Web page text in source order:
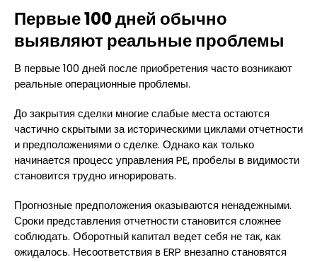
Первые 100 дней обычно
выявляют реальные проблемы
В первые 100 дней после приобретения часто возникают
реальные операционные проблемы.
До закрытия сделки многие слабые места остаются
частично скрытыми за историческими циклами отчетности
и предположениями о сделке. Однако как только
начинается процесс управления PE, пробелы в видимости
становится трудно игнорировать.
Прогнозные предположения оказываются ненадежными.
Сроки представления отчетности становится сложнее
соблюдать. Оборотный капитал ведет себя не так, как
ожидалось. Несоответствия в ERP внезапно становятся